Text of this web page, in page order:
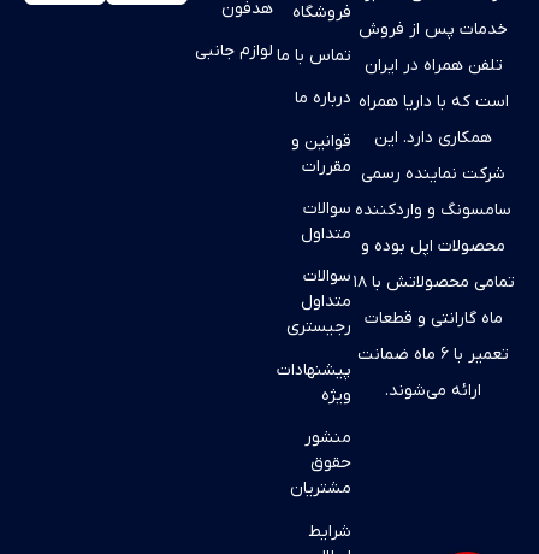
فروشگاه
تماس با ما
درباره ما
قوانین و
مقررات
سوالات
متداول
سوالات
متداول
رجیستری
پیشنهادات
ویژه
منشور
حقوق
مشتریان
شرایط
هدفون
لوازم جانبی
خدمات پس از فروش
تلفن همراه در ایران
است که با داریا همراه
همکاری دارد. این
شرکت نماینده رسمی
سامسونگ و واردکننده
محصولات اپل بوده و
تمامی محصولاتش با ۱۸
ماه گارانتی و قطعات
تعمیر با ۶ ماه ضمانت
ارائه می‌شوند.